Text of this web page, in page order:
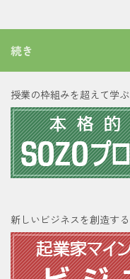
続き
授業の枠組みを超えて学ぶ
新しいビジネスを創造する